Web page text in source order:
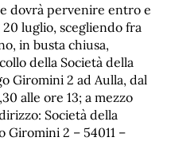
dovrà pervenire entro e
luglio, scegliendo fra
in busta chiusa,
della Società della
Giromini 2 ad Aulla, dal
alle ore 13; a mezzo
Società della
Giromini 2 – 54011 –